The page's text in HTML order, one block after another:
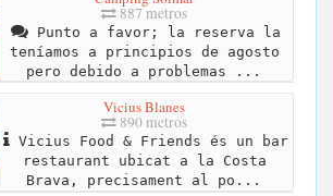
887 metros
Punto a favor; la reserva la
teníamos a principios de agosto
pero debido a problemas ...
Vicius Blanes
890 metros
Vicius Food & Friends és un bar
restaurant ubicat a la Costa
Brava, precisament al po...